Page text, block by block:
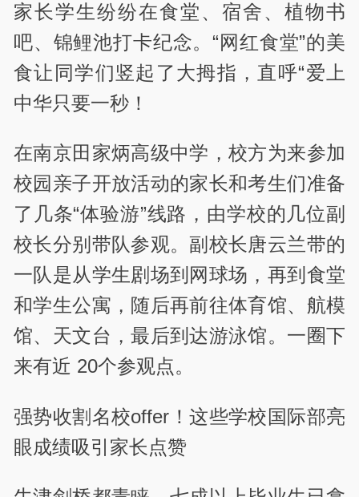
家长学生纷纷在食堂、宿舍、植物书
吧、锦鲤池打卡纪念。“网红食堂”的美
食让同学们竖起了大拇指，直呼“爱上
中华只要一秒！
在南京田家炳高级中学，校方为来参加
校园亲子开放活动的家长和考生们准备
了几条“体验游”线路，由学校的几位副
校长分别带队参观。副校长唐云兰带的
一队是从学生剧场到网球场，再到食堂
和学生公寓，随后再前往体育馆、航模
馆、天文台，最后到达游泳馆。一圈下
来有近 20个参观点。
强势收割名校offer！这些学校国际部亮
眼成绩吸引家长点赞